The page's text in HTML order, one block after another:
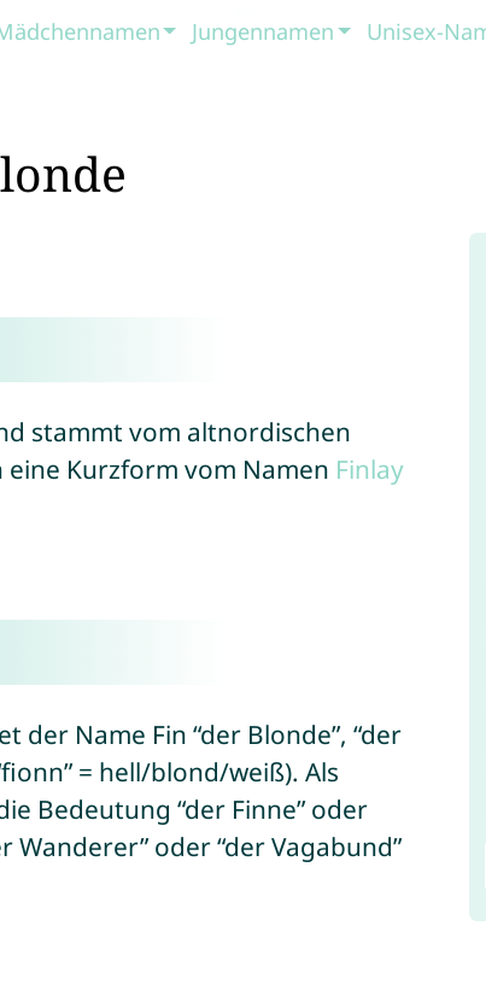
Jungennamen Unisex-
stammt vom altnordischen
Kurzform vom Namen Finlay
Name Fin “der Blonde”, “der
= hell/blond/weiß). Als
Bedeutung “der Finne” oder
Wanderer” oder “der Vagabund”